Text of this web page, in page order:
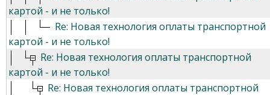
картой - и не только!
Re: Новая технология оплаты транспортной
картой - и не только!
Re: Новая технология оплаты транспортной
картой - и не только!
Re: Новая технология оплаты транспортной